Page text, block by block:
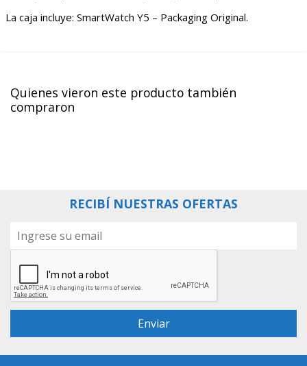
La caja incluye: SmartWatch Y5 – Packaging Original.
Quienes vieron este producto también
compraron
RECIBÍ NUESTRAS OFERTAS